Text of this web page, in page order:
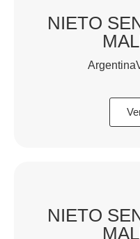
NIETO
NIETO